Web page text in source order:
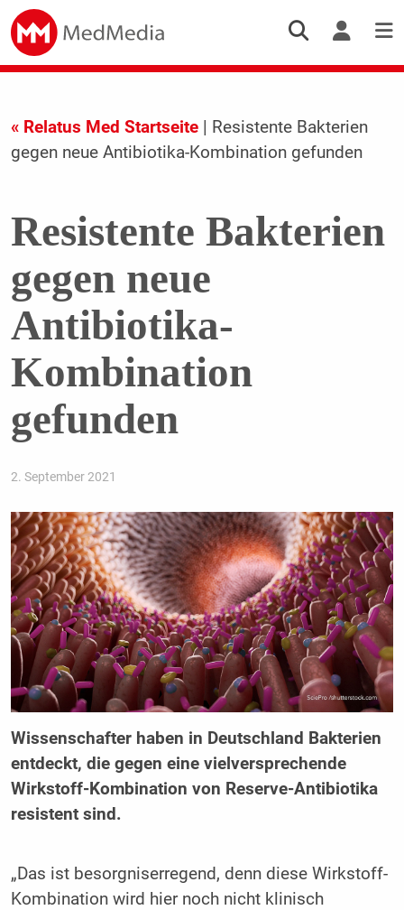
« Relatus Med Startseite| Resistente Bakterien
gegen neue Antibiotika-Kombination gefunden
Resistente Bakterien
gegen neue
Antibiotika-
Kombination
gefunden
2. September 2021
Wissenschafter haben in Deutschland Bakterien
entdeckt, die gegen eine vielversprechende
Wirkstoff-Kombination von Reserve-Antibiotika
resistent sind.
„Das ist besorgniserregend, denn diese Wirkstoff-
Kombination wird hier noch nicht klinisch